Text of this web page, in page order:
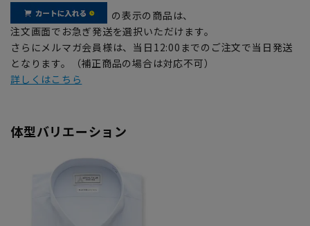
の表示の商品は、
注文画面でお急ぎ発送を選択いただけます。
さらにメルマガ会員様は、当日12:00までのご注文で当日発送
となります。（補正商品の場合は対応不可）
詳しくはこちら
体型バリエーション